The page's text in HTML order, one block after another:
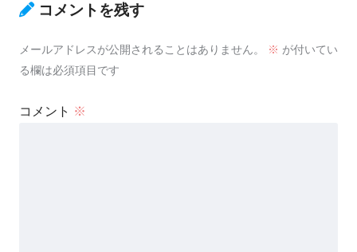
コメントを残す
メールアドレスが公開されることはありません。 ※ が付いてい
る欄は必須項目です
コメント ※